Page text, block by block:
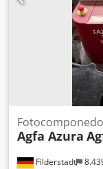
Filderstadt
Agfa Azura